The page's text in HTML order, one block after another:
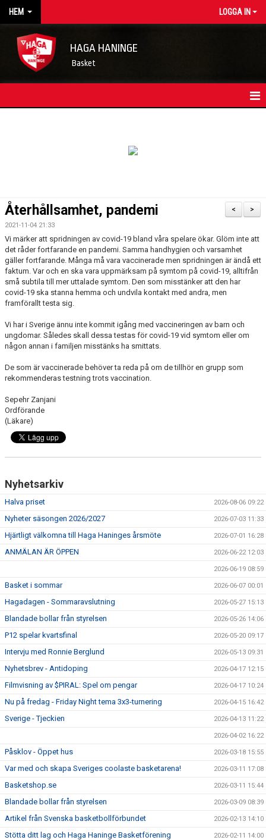
HEM LOGGA IN
HAGA HANINGE
Basket
OM FÖRENINGEN/INFORMATION
LEDARE
FÖRENINGSFÖRSÄLJNING
HAGA-SHOPPEN
BILDGALLERI
TIDSLINJE
>
<
Återhållsamhet, pandemi
2021-11-04 21:33
Vi märker att spridningen av covid-19 bland våra spelare ökar. Glöm inte att
det råder fortfarande en pandemi. Samma handhygien och varsamhet
gäller fortfarande. Många må vara vaccinerade men spridningen är ändå ett
faktum. Var och en ska vara uppmärksam på symtom på covid-19, alltifrån
små subtila till mer uttalade symtom. Den som misstänker att den har
covid-19 ska stanna hemma och undvila kontakt med andra, men
framförallt testa sig.
Vi har i Sverige ännu inte kommit igång med vaccineringen av barn och
ungdomar. Således skall dessa testas för covid-19 vid symtom eller om
någon annan i familjen misstänks ha smittats.
De som är vaccinerade behöver ta reda på om de tillhör en grupp som
rekommenderas testning trots vaccination.
Sepehr Zanjani
Ordförande
(Läkare)
Nyhetsarkiv
Halva priset 2026-08-06 09:22
Nyheter säsongen 2026/2027 2026-07-03 11:33
Hjärtligt välkomna till Haga Haninges årsmöte 2026-07-01 16:28
ANMÄLAN ÄR ÖPPEN 2026-06-22 12:03
2026-06-19 08:59
Basket i sommar 2026-06-07 00:01
Hagadagen - Sommaravslutning 2026-05-27 15:13
Blandade bollar från styrelsen 2026-05-26 14:06
P12 spelar kvartsfinal 2026-05-20 09:17
Intervju med Ronnie Berglund 2026-05-13 09:31
Nyhetsbrev - Antidoping 2026-04-17 12:15
Filmvisning av $PIRAL: Spel om pengar 2026-04-17 10:24
Nu på fredag - Friday Night tema 3x3-turnering 2026-04-15 16:42
Sverige - Tjeckien 2026-04-13 11:22
2026-04-02 16:22
Påsklov - Öppet hus 2026-03-18 15:55
Var med och skapa Sveriges coolaste basketarena! 2026-03-11 17:08
Basketshop.se 2026-03-11 15:44
Blandade bollar från styrelsen 2026-03-09 08:39
Artikel från Svenska basketbollförbundet 2026-02-13 14:10
Stötta ditt lag och Haga Haninge Basketförening 2026-02-11 14:00